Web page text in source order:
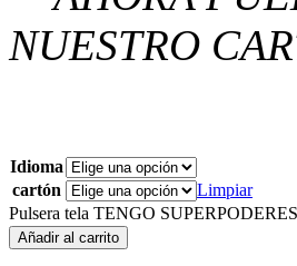
NUESTRO
Idioma
cartón
Limpiar
Pulsera tela TENGO
Añadir al carrito